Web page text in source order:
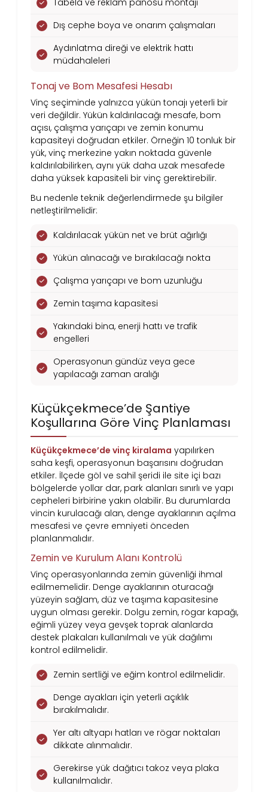
Tabela ve reklam panosu montajı
Dış cephe boya ve onarım çalışmaları
Aydınlatma direği ve elektrik hattı
müdahaleleri
Tonaj ve Bom Mesafesi Hesabı
Vinç seçiminde yalnızca yükün tonajı yeterli bir
veri değildir. Yükün kaldırılacağı mesafe, bom
açısı, çalışma yarıçapı ve zemin konumu
kapasiteyi doğrudan etkiler. Örneğin 10 tonluk bir
yük, vinç merkezine yakın noktada güvenle
kaldırılabilirken, aynı yük daha uzak mesafede
daha yüksek kapasiteli bir vinç gerektirebilir.
Bu nedenle teknik değerlendirmede şu bilgiler
netleştirilmelidir:
Kaldırılacak yükün net ve brüt ağırlığı
Yükün alınacağı ve bırakılacağı nokta
Çalışma yarıçapı ve bom uzunluğu
Zemin taşıma kapasitesi
Yakındaki bina, enerji hattı ve trafik
engelleri
Operasyonun gündüz veya gece
yapılacağı zaman aralığı
Küçükçekmece’de Şantiye
Koşullarına Göre Vinç Planlaması
Küçükçekmece’de vinç kiralama yapılırken
saha keşfi, operasyonun başarısını doğrudan
etkiler. İlçede göl ve sahil şeridi ile site içi bazı
bölgelerde yollar dar, park alanları sınırlı ve yapı
cepheleri birbirine yakın olabilir. Bu durumlarda
vincin kurulacağı alan, denge ayaklarının açılma
mesafesi ve çevre emniyeti önceden
planlanmalıdır.
Zemin ve Kurulum Alanı Kontrolü
Vinç operasyonlarında zemin güvenliği ihmal
edilmemelidir. Denge ayaklarının oturacağı
yüzeyin sağlam, düz ve taşıma kapasitesine
uygun olması gerekir. Dolgu zemin, rögar kapağı,
eğimli yüzey veya gevşek toprak alanlarda
destek plakaları kullanılmalı ve yük dağılımı
kontrol edilmelidir.
Zemin sertliği ve eğim kontrol edilmelidir.
Denge ayakları için yeterli açıklık
bırakılmalıdır.
Yer altı altyapı hatları ve rögar noktaları
dikkate alınmalıdır.
Gerekirse yük dağıtıcı takoz veya plaka
kullanılmalıdır.